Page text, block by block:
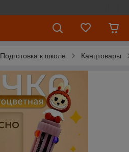
Подготовка к школе Канцтовары